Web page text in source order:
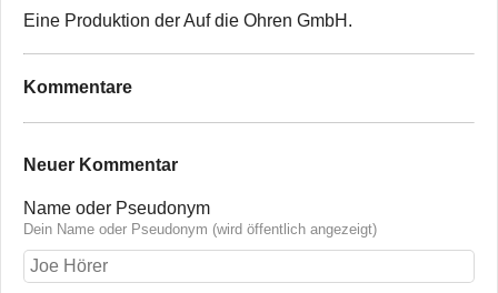
Eine Produktion der Auf die Ohren GmbH.
Kommentare
Neuer Kommentar
Name oder Pseudonym
Dein Name oder Pseudonym (wird öffentlich angezeigt)